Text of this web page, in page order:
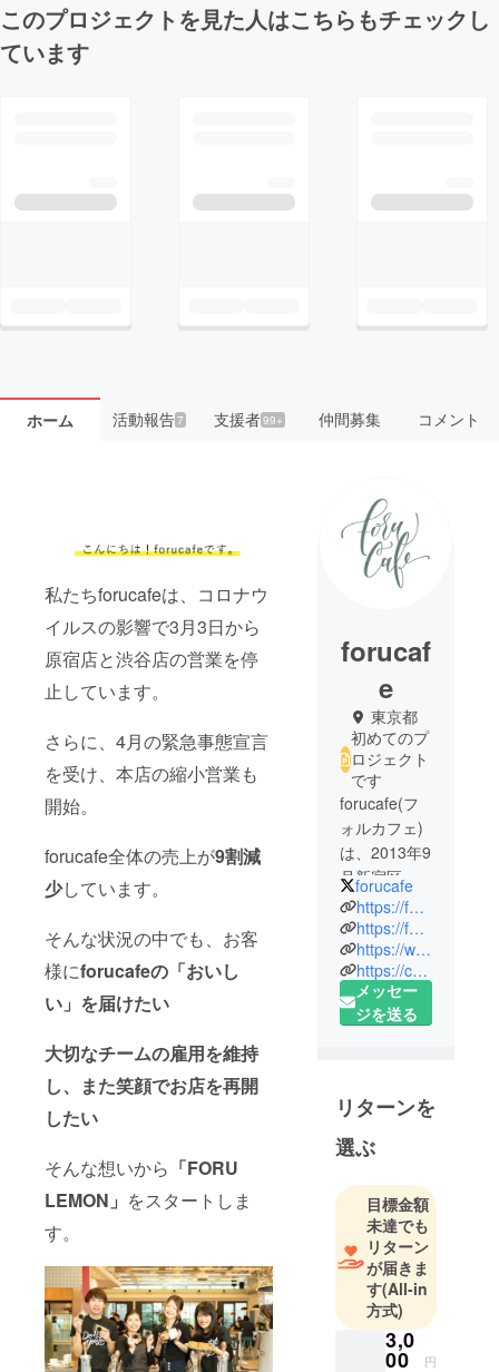
このプロジェクトを見た人はこちらもチェックし
ています
ホーム 活動報告7 支援者99+ 仲間募集 コメント
私たちforucafeは、コロナウ
イルスの影響で3月3日から
原宿店と渋谷店の営業を停
止しています。
さらに、4月の緊急事態宣言
を受け、本店の縮小営業も
開始。
forucafe全体の売上が9割減
少しています。
そんな状況の中でも、お客
様にforucafeの「おいし
い」を届けたい
大切なチームの雇用を維持
し、また笑顔でお店を再開
したい
そんな想いから 「FORU
LEMON」 をスタートしま
す。
forucaf
e
東京都
初めてのプ
ロジェクト
です
forucafe(フ
ォルカフェ)
は、2013年9
月新宿区早
稲田にオー
プンしまし
た。
本店の早稲
田、原宿
店、渋谷店
す。
みなさま
の、忙しな
の小さなパ
ワースポッ
トになるよ
うなお店を
目指してい
ます。
名物のブ
リュレフレ
forucafe
https://forucafe.com/
https://forustyle.com/
https://www.forugranola.com/
https://catering.forucafe.com/
メッセー
ジを送る
リターンを
選ぶ
目標金額
未達でも
リターン
が届きま
す(All-in
方式)
3,0
00 円